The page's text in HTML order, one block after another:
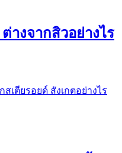
างจากสิวอย่างไร